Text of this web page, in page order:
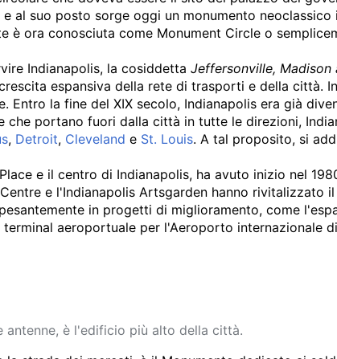
al suo posto sorge oggi un monumento
è ora conosciuta come Monument Circle o
Indianapolis, la cosiddetta Jeffersonville, Madison
espansiva della rete di trasporti e della città.
la fine del XIX secolo, Indianapolis era già
portano fuori dalla città in tutte le direzioni,
, Detroit, Cleveland e St. Louis. A tal proposito, si
e il centro di Indianapolis, ha avuto inizio nel
e l'Indianapolis Artsgarden hanno rivitalizzato
in progetti di miglioramento, come
aeroportuale per l'Aeroporto internazionale
antenne, è l'edificio più alto della città.